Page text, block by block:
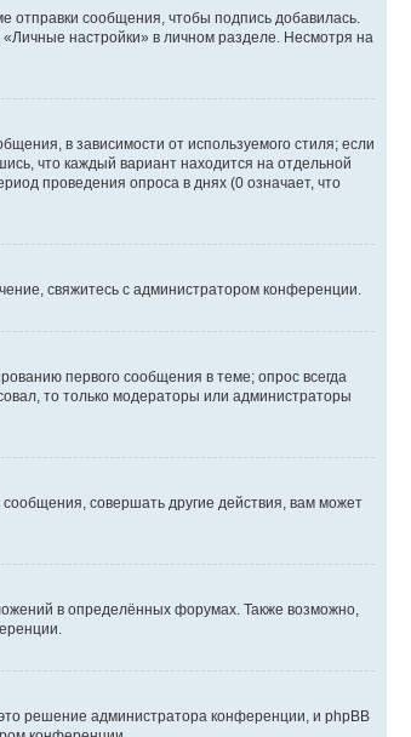
отправки сообщения, чтобы подпись добавилась.
настройки» в личном разделе. Несмотря на
в зависимости от используемого стиля; если
что каждый вариант находится на отдельной
проведения опроса в днях (0 означает, что
свяжитесь с администратором конференции.
первого сообщения в теме; опрос всегда
то только модераторы или администраторы
совершать другие действия, вам может
в определённых форумах. Также возможно,
решение администратора конференции, и phpBB